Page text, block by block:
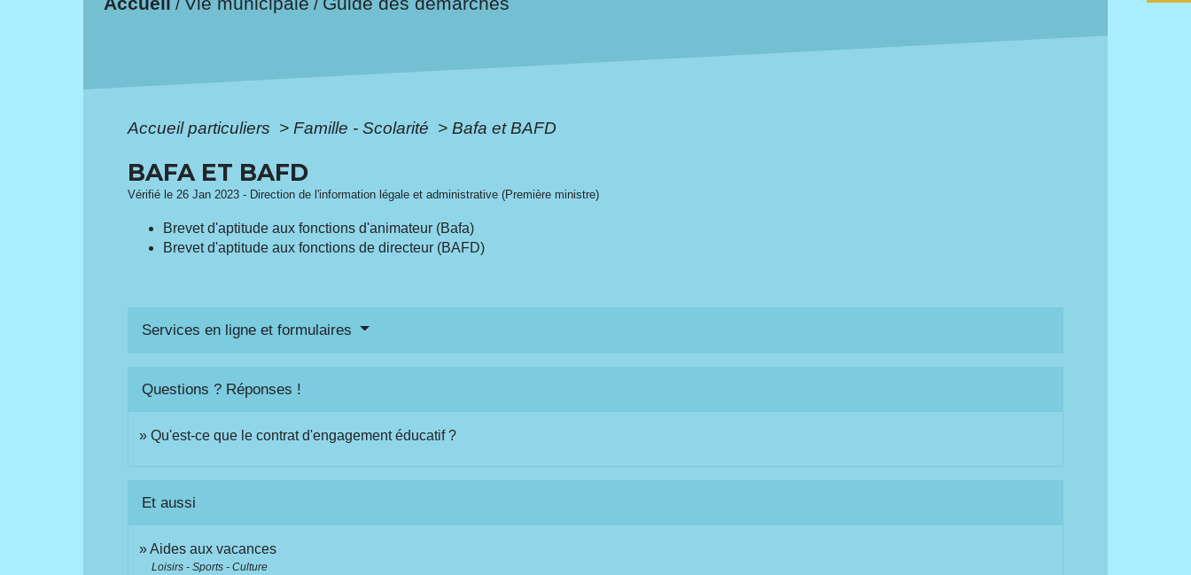
/ /
Accueil particuliers > Famille - Scolarité > Bafa et BAFD
BAFA ET BAFD
Vérifié le 26 Jan 2023 - Direction de l'information légale et administrative (Première ministre)
Brevet d'aptitude aux fonctions d'animateur (Bafa)
Brevet d'aptitude aux fonctions de directeur (BAFD)
Services en ligne et formulaires
Questions ? Réponses !
Qu'est-ce que le contrat d'engagement éducatif ?
Et aussi
Aides aux vacances
Loisirs - Sports - Culture